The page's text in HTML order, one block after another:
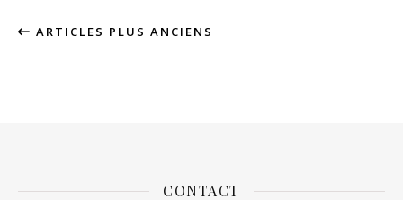
ARTICLES PLUS ANCIENS
CONTACT